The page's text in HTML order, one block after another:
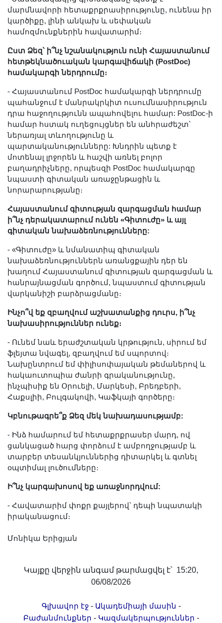
մարմնավորի հետաքրքրասիրությունը, ունենա իր
կարծիքը, լինի անկախ և սեփական
համոզմունքներին հավատարիմ։
Ըստ Ձեզ՝ ի՞նչ նշանակություն ունի Հայաստանում
հետթեկնածուական կարգավիճակի (PostDoc)
համակարգի ներդրումը։
- Հայաստանում PostDoc համակարգի ներդրումը
պահանջում է մանրակրկիտ ուսումնասիրություն
դրա հաջողությունն ապահովելու համար: PostDoc-ի
համար հստակ ուղեցույցներ են անհրաժեշտ՝
ներառյալ տևողությունը և
պարտականությունները: Խնդրին պետք է
մոտենալ լրջորեն և հաշվի առնել բոլոր
բաղադրիչները, որպեսզի PostDoc համակարգը
նպաստի գիտական առաջընթացին և
նորարարությանը։
Հայաստանում գիտության զարգացման համար
ի՞նչ դերակատարում ունեն «Գիտուժը» և այլ
գիտական նախաձեռնությունները:
- «Գիտուժը» և նմանատիպ գիտական
նախաձեռնություններն առանցքային դեր են
խաղում Հայաստանում գիտության զարգացման և
հանրայնացման գործում, նպաստում գիտության
վարկանիշի բարձրացմանը։
Ինչո՞վ եք զբաղվում աշխատանքից դուրս, ի՞նչ
նախասիրություններ ունեք։
- Ունեմ նաև երաժշտական կրթություն, սիրում եմ
ֆլեյտա նվագել, զբաղվում եմ սպորտով։
Նախընտրում եմ փիլիսոփայական թեմաներով և
հակաուտոպիա ժանրի գրականությունը,
ինչպիսիք են Օրուելի, Մարկեսի, Բրեդբերի,
Հաքսլիի, Բուլգակովի, Կաֆկայի գործերը։
Կբնութագրե՞ք Ձեզ մեկ նախադասությամբ:
- Ինձ համարում եմ հետաքրքրասեր մարդ, ով
ցանկացած հարց փորձում է ամբողջությամբ և
տարբեր տեսանկյուններից դիտարկել և գտնել
օպտիմալ լուծումները։
Ի՞նչ կարգախոսով եք առաջնորդվում:
- Հավատարիմ փոքր քայլերով՝ դեպի նպատակի
իրականացում։
Մոնիկա Երիցյան
Կայքը վերջին անգամ թարմացվել է՝ 15:20,
06/08/2026
Գլխավոր էջ- Ակադեմիայի մասին -
Բաժանմունքներ - Կազմակերպություններ -